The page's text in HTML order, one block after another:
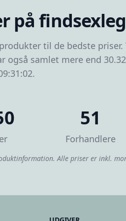
på
til de bedste
også samlet mere end
51
Forhandlere
Alle priser er inkl.